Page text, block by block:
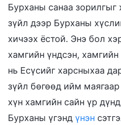
Бурханы санаа зорилгыг
зүйл дээр Бурханы
хичээх ёстой. Энэ бол
хамгийн үндсэн,
нь Есүсийг харсныхаа
зүйл бөгөөд ийм
хүн хамгийн сайн үр
Бурханы үгэнд үнэн